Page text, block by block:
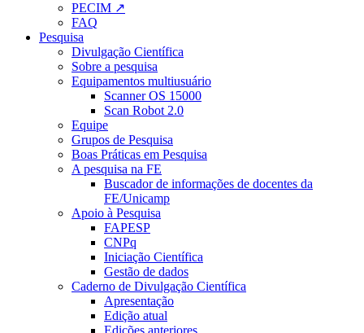
PECIM ↗
FAQ
Pesquisa
Divulgação Científica
Sobre a pesquisa
Equipamentos multiusuário
Scanner OS 15000
Scan Robot 2.0
Equipe
Grupos de Pesquisa
Boas Práticas em Pesquisa
A pesquisa na FE
Buscador de informações de docentes da
FE/Unicamp
Apoio à Pesquisa
FAPESP
CNPq
Iniciação Científica
Gestão de dados
Caderno de Divulgação Científica
Apresentação
Edição atual
Edições anteriores